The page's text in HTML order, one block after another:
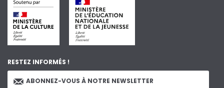
RESTEZ INFORMÉS !
ABONNEZ-VOUS À NOTRE NEWSLETTER